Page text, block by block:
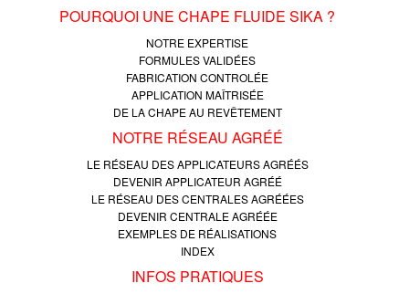
POURQUOI UNE CHAPE FLUIDE SIKA ?
NOTRE EXPERTISE
FORMULES VALIDÉES
FABRICATION CONTROLÉE
APPLICATION MAÎTRISÉE
DE LA CHAPE AU REVÊTEMENT
NOTRE RÉSEAU AGRÉÉ
LE RÉSEAU DES APPLICATEURS AGRÉÉS
DEVENIR APPLICATEUR AGRÉÉ
LE RÉSEAU DES CENTRALES AGRÉÉES
DEVENIR CENTRALE AGRÉÉE
EXEMPLES DE RÉALISATIONS
INDEX
INFOS PRATIQUES